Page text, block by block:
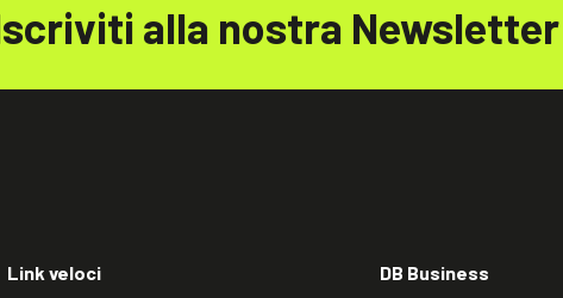
alla nostra Newsletter
Link veloci DB Business